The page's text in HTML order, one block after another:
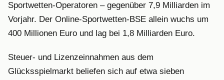
Sportwetten-Operatoren – gegenüber 7,9 Milliarden im
Vorjahr. Der Online-Sportwetten-BSE allein wuchs um
400 Millionen Euro und lag bei 1,8 Milliarden Euro.
Steuer- und Lizenzeinnahmen aus dem
Glücksspielmarkt beliefen sich auf etwa sieben